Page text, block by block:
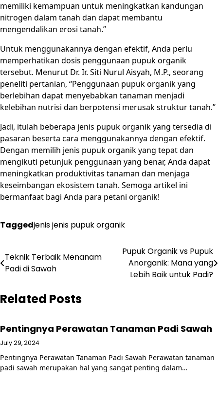
memiliki kemampuan untuk meningkatkan kandungan
nitrogen dalam tanah dan dapat membantu
mengendalikan erosi tanah.”
Untuk menggunakannya dengan efektif, Anda perlu
memperhatikan dosis penggunaan pupuk organik
tersebut. Menurut Dr. Ir. Siti Nurul Aisyah, M.P., seorang
peneliti pertanian, “Penggunaan pupuk organik yang
berlebihan dapat menyebabkan tanaman menjadi
kelebihan nutrisi dan berpotensi merusak struktur tanah.”
Jadi, itulah beberapa jenis pupuk organik yang tersedia di
pasaran beserta cara menggunakannya dengan efektif.
Dengan memilih jenis pupuk organik yang tepat dan
mengikuti petunjuk penggunaan yang benar, Anda dapat
meningkatkan produktivitas tanaman dan menjaga
keseimbangan ekosistem tanah. Semoga artikel ini
bermanfaat bagi Anda para petani organik!
Taggedjenis jenis pupuk organik
Post
navigation
Teknik Terbaik Menanam
Padi di Sawah
Pupuk Organik vs Pupuk
Anorganik: Mana yang
Lebih Baik untuk Padi?
Related Posts
Pentingnya Perawatan Tanaman Padi Sawah
July 29, 2024
Pentingnya Perawatan Tanaman Padi Sawah Perawatan tanaman
padi sawah merupakan hal yang sangat penting dalam…